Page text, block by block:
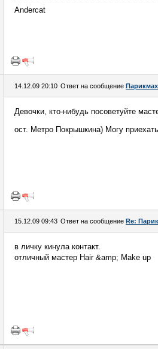
Andercat
14.12.09 20:10 Ответ на сообщение
Девочки, кто-нибудь посоветуйте
ост. Метро Покрышкина) Могу
15.12.09 09:43 Ответ на сообщение Re:
в личку кинула контакт.
отличный мастер Hair &amp; Make up